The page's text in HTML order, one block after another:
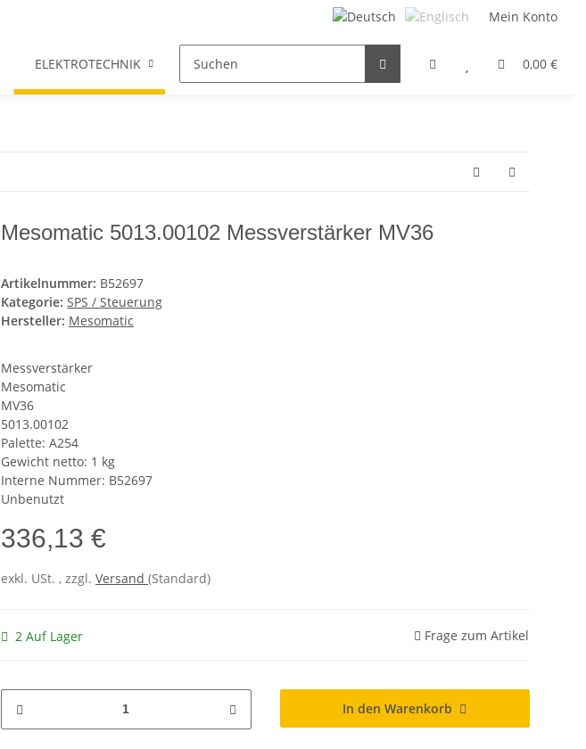
Mein Konto
0,00 €
ELEKTROTECHNIK FILTER / DROSSEL GETRIEBEMOTOREN HYDRAULIK
Mesomatic 5013.00102 Messverstärker MV36
Artikelnummer: B52697
Kategorie: SPS / Steuerung
Hersteller: Mesomatic
Messverstärker
Mesomatic
MV36
5013.00102
Palette: A254
Gewicht netto: 1 kg
Interne Nummer: B52697
Unbenutzt
336,13 €
exkl. USt. , zzgl. Versand (Standard)
2 Auf Lager Frage zum Artikel
In den Warenkorb